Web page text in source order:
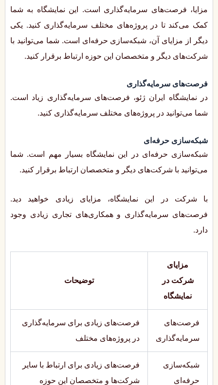
مزایا، فرصت‌های سرمایه‌گذاری است. این نمایشگاه به شما
کمک می‌کند تا در پروژه‌های مختلف سرمایه‌گذاری کنید. یکی
دیگر از مزایای آن، شبکه‌سازی حرفه‌ای است. شما می‌توانید با
شرکت‌های دیگر و متخصصان این حوزه ارتباط برقرار کنید.
فرصت‌های سرمایه‌گذاری
در نمایشگاه ایران ژئو، فرصت‌های سرمایه‌گذاری زیاد است.
شما می‌توانید در پروژه‌های مختلف سرمایه‌گذاری کنید.
شبکه‌سازی حرفه‌ای
شبکه‌سازی حرفه‌ای در این نمایشگاه بسیار مهم است. شما
می‌توانید با شرکت‌های دیگر و متخصصان ارتباط برقرار کنید.
با شرکت در این نمایشگاه، مزایای زیادی خواهید دید.
فرصت‌های سرمایه‌گذاری و همکاری‌های تجاری زیادی وجود
دارد.
مزایای
شرکت در
نمایشگاه
توضیحات
فرصت‌های
سرمایه‌گذاری
فرصت‌های زیادی برای سرمایه‌گذاری
در پروژه‌های مختلف
شبکه‌سازی
حرفه‌ای
فرصت‌های زیادی برای ارتباط با سایر
شرکت‌ها و متخصصان این حوزه